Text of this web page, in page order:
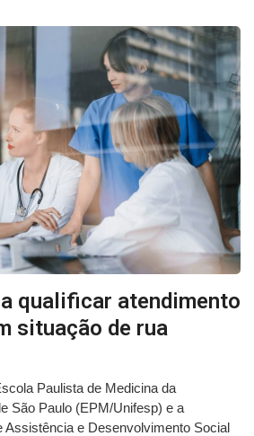
qualificar atendimento
situação de rua
Paulista de Medicina da
São Paulo (EPM/Unifesp) e a
Assistência e Desenvolvimento Social